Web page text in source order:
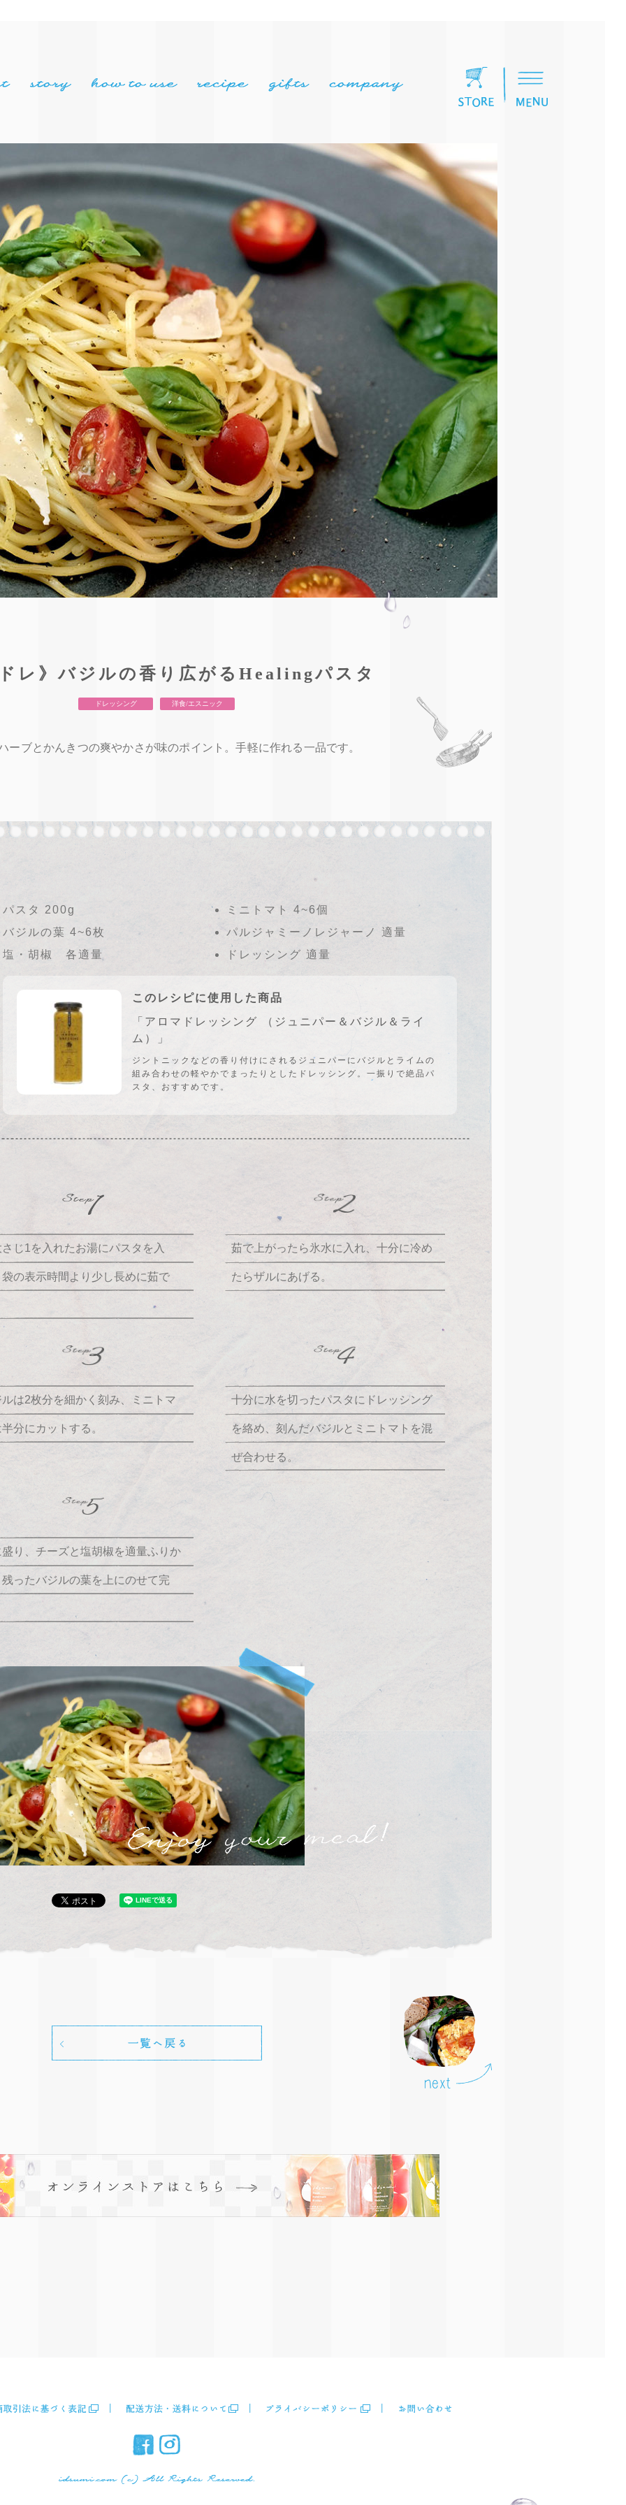
レ》バジルの香り広がるHealingパスタ
ドレッシング 洋食/エスニック
ーブとかんきつの爽やかさが味のポイント。手軽に作れる一品です。
パスタ 200g
ミニトマト 4~6個
バジルの葉 4~6枚
パルジャミーノレジャーノ 適量
塩・胡椒 各適量
ドレッシング 適量
このレシピに使用した商品
「アロマドレッシング （ジュニパー＆バジル＆ライ
ム）」
ジントニックなどの香り付けにされるジュニパーにバジルとライムの
組み合わせの軽やかでまったりとしたドレッシング。一振りで絶品パ
スタ、おすすめです。
じ1を入れたお湯にパスタを入
の表示時間より少し長めに茹で
茹で上がったら氷水に入れ、十分に冷め
たらザルにあげる。
は2枚分を細かく刻み、ミニトマ
分にカットする。
十分に水を切ったパスタにドレッシング
を絡め、刻んだバジルとミニトマトを混
ぜ合わせる。
り、チーズと塩胡椒を適量ふりか
ったバジルの葉を上にのせて完